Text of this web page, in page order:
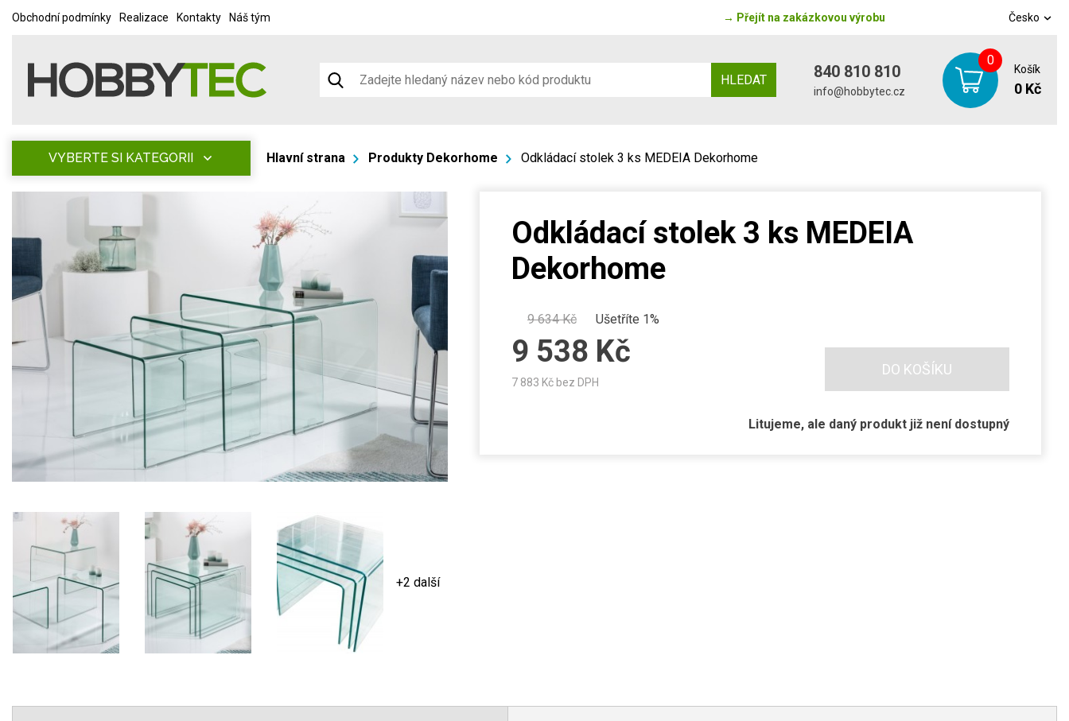
Obchodní podmínky Realizace Kontakty Náš tým → Přejít na zakázkovou výrobu Česko
HLEDAT 840 810 810
info@hobbytec.cz
0
Košík
0 Kč
VYBERTE SI KATEGORII Hlavní strana Produkty Dekorhome Odkládací stolek 3 ks MEDEIA Dekorhome
+2 další
Odkládací stolek 3 ks MEDEIA
Dekorhome
9 634Kč Ušetříte 1%
9 538 Kč
7 883 Kč bez DPH
DO KOŠÍKU
Litujeme, ale daný produkt již není dostupný